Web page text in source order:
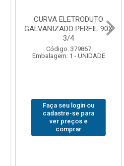
CURVA ELETRODUTO
GALVANIZADO PERFIL 90X
3/4
Código: 379867
Embalagem: 1 - UNIDADE
Faça seu login ou
cadastre-se para
ver preços e
comprar